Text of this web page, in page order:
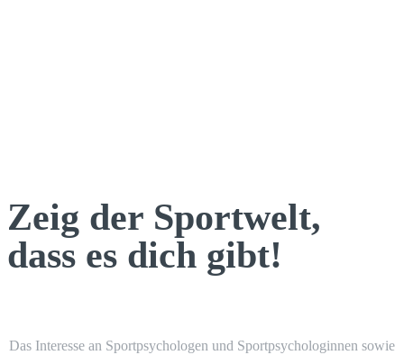
Zeig der Sportwelt,
dass es dich gibt!
Das Interesse an Sportpsychologen und Sportpsychologinnen sowie